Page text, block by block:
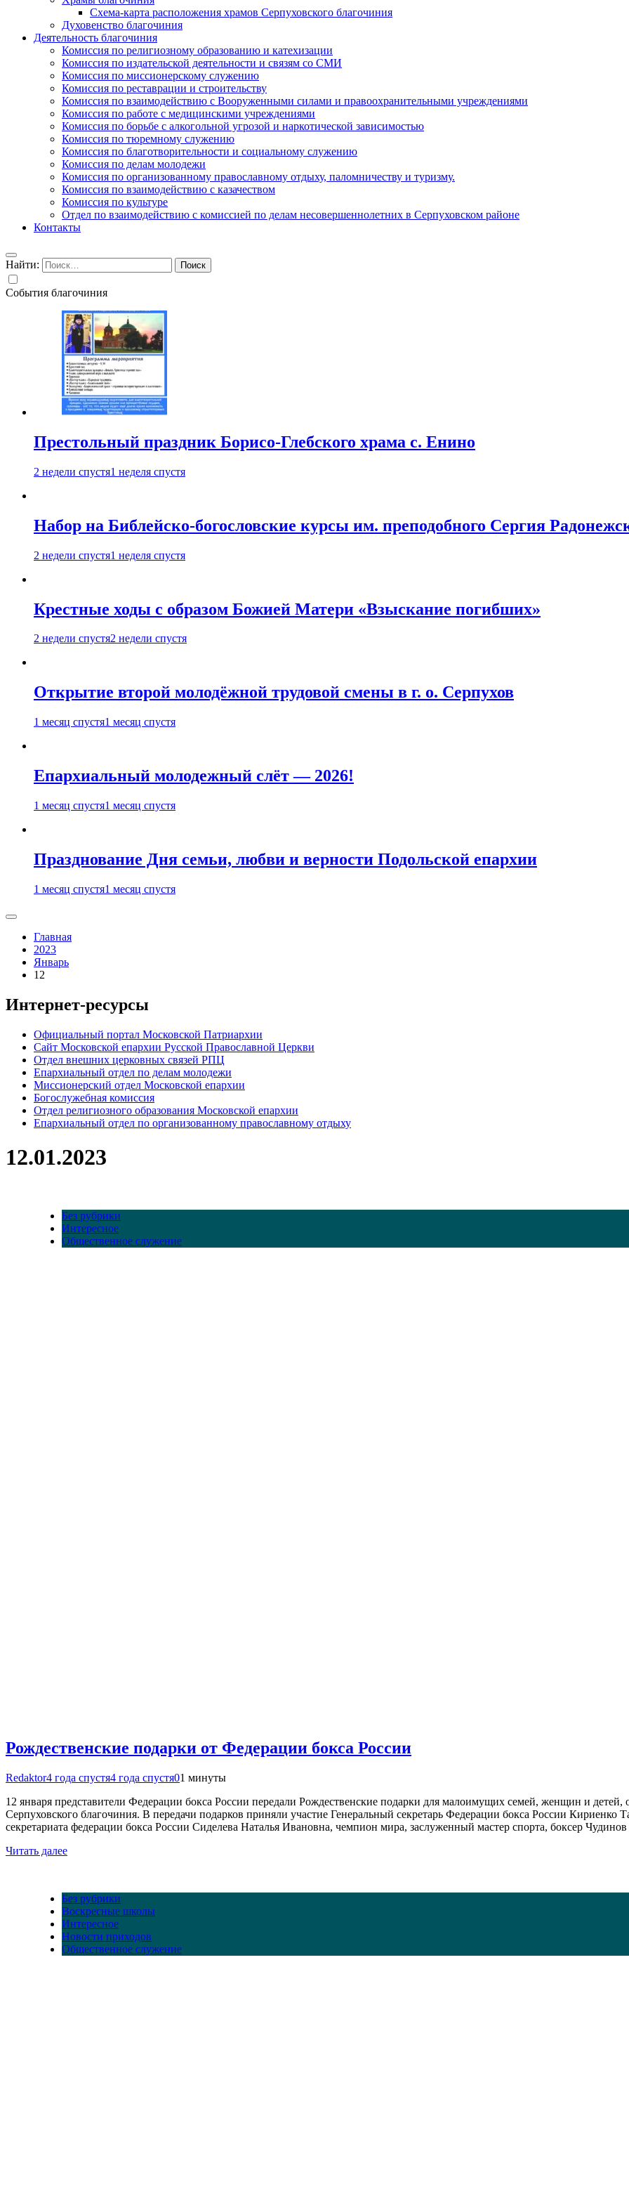
Схема-карта расположения храмов Серпуховского благочиния
Духовенство благочиния
Деятельность благочиния
Комиссия по религиозному образованию и катехизации
Комиссия по издательской деятельности и связям со СМИ
Комиссия по миссионерскому служению
Комиссия по реставрации и строительству
Комиссия по взаимодействию с Вооруженными силами и правоохранительными учреждениями
Комиссия по работе с медицинскими учреждениями
Комиссия по борьбе с алкогольной угрозой и наркотической зависимостью
Комиссия по тюремному служению
Комиссия по благотворительности и социальному служению
Комиссия по делам молодежи
Комиссия по организованному православному отдыху, паломничеству и туризму.
Комиссия по взаимодействию с казачеством
Комиссия по культуре
Отдел по взаимодействию с комиссией по делам несовершеннолетних в Серпуховском районе
Контакты
Найти:
События благочиния
Престольный праздник Борисо-Глебского храма с. Енино
2 недели спустя1 неделя спустя
Набор на Библейско-богословские курсы им. преподобного Сергия
2 недели спустя1 неделя спустя
Крестные ходы с образом Божией Матери «Взыскание погибших»
2 недели спустя2 недели спустя
Открытие второй молодёжной трудовой смены в г. о. Серпухов
1 месяц спустя1 месяц спустя
Епархиальный молодежный слёт — 2026!
1 месяц спустя1 месяц спустя
Празднование Дня семьи, любви и верности Подольской епархии
1 месяц спустя1 месяц спустя
Главная
2023
Январь
12
Интернет-ресурсы
Официальный портал Московской Патриархии
Сайт Московской епархии Русской Православной Церкви
Отдел внешних церковных связей РПЦ
Епархиальный отдел по делам молодежи
Миссионерский отдел Московской епархии
Богослужебная комиссия
Отдел религиозного образования Московской епархии
Епархиальный отдел по организованному православному отдыху
12.01.2023
Без рубрики
Интересное
Общественное служение
Рождественские подарки от Федерации бокса России
Redaktor4 года спустя4 года спустя01 минуты
12 января представители Федерации бокса России передали Рождественские подарки для малоимущих семей, женщин и
Серпуховского благочиния. В передачи подарков приняли участие Генеральный секретарь Федерации бокса России Кириенко
секретариата федерации бокса России Сиделева Наталья Ивановна, чемпион мира, заслуженный мастер спорта, боксер
Читать далее
Без рубрики
Воскресные школы
Интересное
Новости приходов
Общественное служение